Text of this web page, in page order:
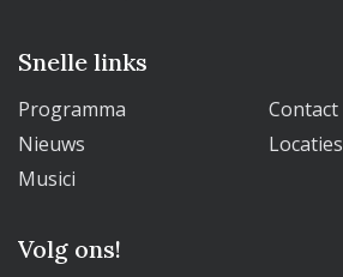
Snelle links
Programma
Contact
Nieuws
Locaties
Musici
Volg ons!